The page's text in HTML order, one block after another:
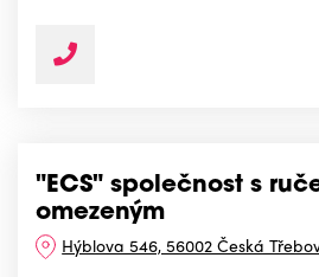
"ECS" společnost s
omezeným
Hýblova 546, 56002 Česká